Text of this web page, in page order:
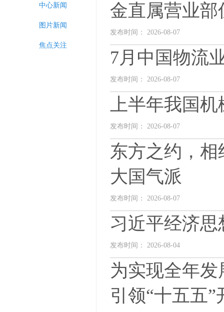
中心新闻
图片新闻
焦点关注
金直属营业
发布时间： 2026-08-07
7月中国物流
发布时间： 2026-08-07
上半年我国机
发布时间： 2026-08-07
东方之约，
大国气派
发布时间： 2026-08-07
习近平经济
发布时间： 2026-08-04
为实现全年
引领“十五五